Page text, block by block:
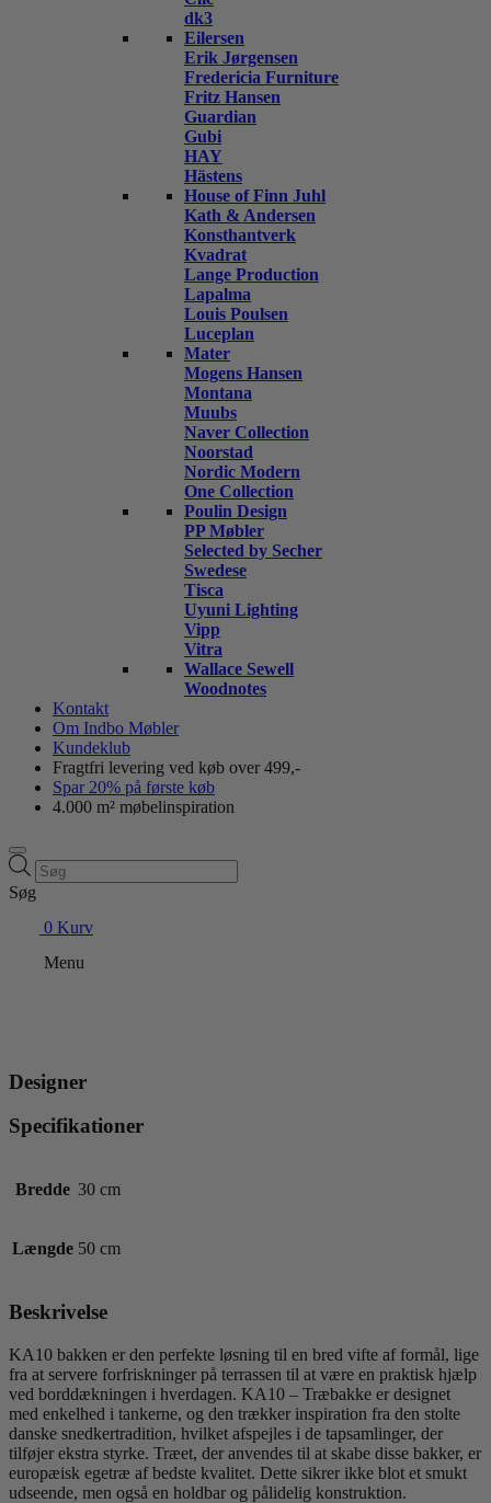
dk3
Eilersen
Erik Jørgensen
Fredericia Furniture
Fritz Hansen
Guardian
Gubi
HAY
Hästens
House of Finn Juhl
Kath & Andersen
Konsthantverk
Kvadrat
Lange Production
Lapalma
Louis Poulsen
Luceplan
Mater
Mogens Hansen
Montana
Muubs
Naver Collection
Noorstad
Nordic Modern
One Collection
Poulin Design
PP Møbler
Selected by Secher
Swedese
Tisca
Uyuni Lighting
Vipp
Vitra
Wallace Sewell
Woodnotes
Kontakt
Om Indbo Møbler
Kundeklub
Fragtfri levering ved køb over 499,-
Spar 20% på første køb
4.000 m² møbelinspiration
Products
search
Søg
0 Kurv
Menu
Designer
Specifikationer
Bredde 30 cm
Længde 50 cm
Beskrivelse
KA10 bakken er den perfekte løsning til en bred vifte af formål, lige
fra at servere forfriskninger på terrassen til at være en praktisk hjælp
ved borddækningen i hverdagen. KA10 – Træbakke er designet
med enkelhed i tankerne, og den trækker inspiration fra den stolte
danske snedkertradition, hvilket afspejles i de tapsamlinger, der
tilføjer ekstra styrke. Træet, der anvendes til at skabe disse bakker, er
europæisk egetræ af bedste kvalitet. Dette sikrer ikke blot et smukt
udseende, men også en holdbar og pålidelig konstruktion.